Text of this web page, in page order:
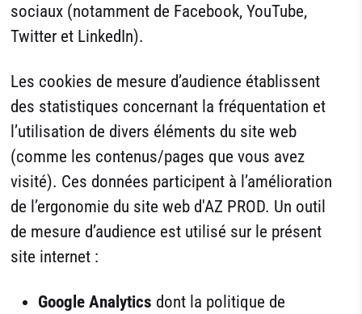
sociaux (notamment de Facebook, YouTube,
Twitter et LinkedIn).
Les cookies de mesure d’audience établissent
des statistiques concernant la fréquentation et
l’utilisation de divers éléments du site web
(comme les contenus/pages que vous avez
visité). Ces données participent à l’amélioration
de l’ergonomie du site web d'AZ PROD. Un outil
de mesure d’audience est utilisé sur le présent
site internet :
Google Analytics dont la politique de